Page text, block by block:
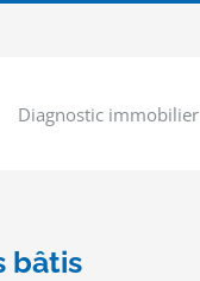
Diagnostic immobilier
bâtis